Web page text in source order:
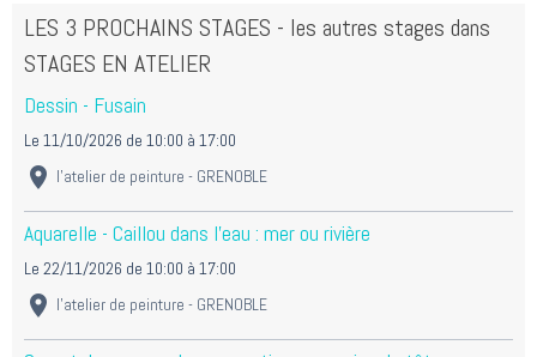
LES 3 PROCHAINS STAGES - les autres stages dans
STAGES EN ATELIER
Dessin - Fusain
Le 11/10/2026 de 10:00 à 17:00
l'atelier de peinture - GRENOBLE
Aquarelle - Caillou dans l'eau : mer ou rivière
Le 22/11/2026 de 10:00 à 17:00
l'atelier de peinture - GRENOBLE